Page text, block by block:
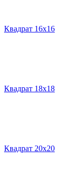
Квадрат 16х16
Квадрат 18х18
Квадрат 20х20